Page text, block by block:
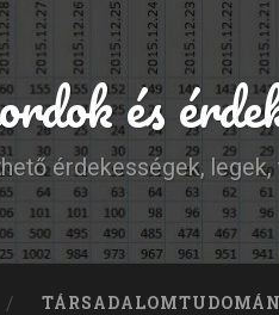
és
érdekességek,